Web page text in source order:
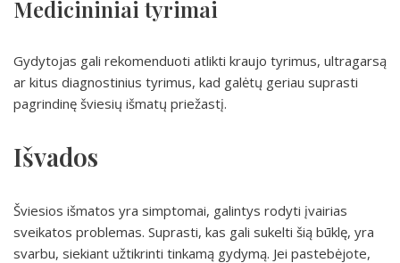
Medicininiai tyrimai
Gydytojas gali rekomenduoti atlikti kraujo tyrimus, ultragarsą
ar kitus diagnostinius tyrimus, kad galėtų geriau suprasti
pagrindinę šviesių išmatų priežastį.
Išvados
Šviesios išmatos yra simptomai, galintys rodyti įvairias
sveikatos problemas. Suprasti, kas gali sukelti šią būklę, yra
svarbu, siekiant užtikrinti tinkamą gydymą. Jei pastebėjote,